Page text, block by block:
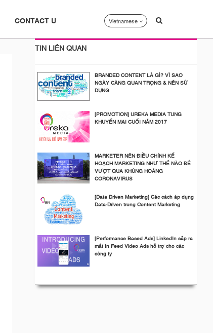
CONTACT U Vietnamese
TIN LIÊN QUAN
BRANDED CONTENT LÀ GÌ? VÌ SAO
NGÀY CÀNG QUAN TRỌNG & NÊN SỬ
DỤNG
[PROMOTION] UREKA MEDIA TUNG
KHUYẾN MẠI CUỐI NĂM 2017
MARKETER NÊN ĐIỀU CHỈNH KẾ
HOẠCH MARKETING NHƯ THẾ NÀO ĐỂ
VƯỢT QUA KHỦNG HOẢNG
CORONAVIRUS
[Data Driven Marketing] Các cách áp dụng
Data-Driven trong Content Marketing
[Performance Based Ads] LinkedIn sắp ra
mắt In Feed Video Ads hỗ trợ cho các
công ty